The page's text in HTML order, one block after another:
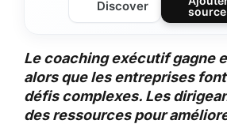
Discover
Le coaching exécutif gagne
alors que les entreprises
défis complexes. Les
des ressources pour